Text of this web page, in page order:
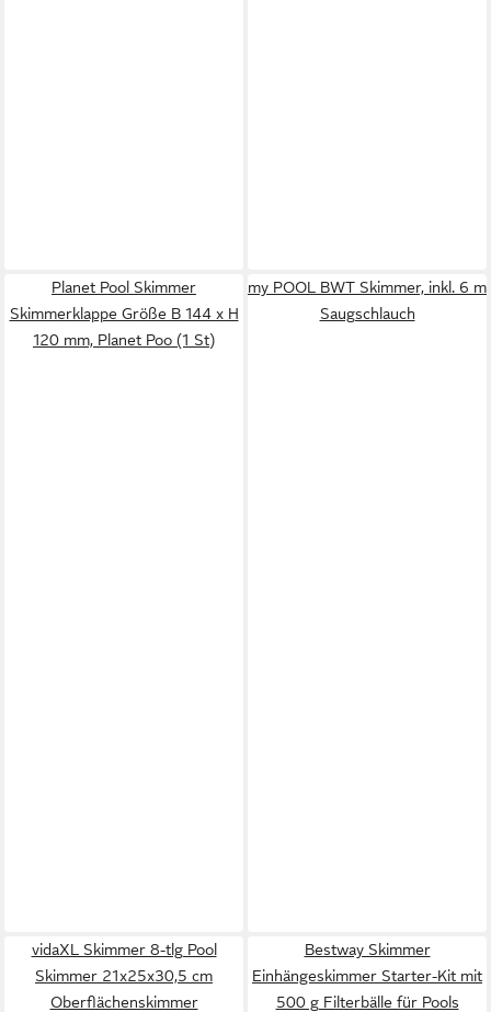
Planet Pool Skimmer
Skimmerklappe Größe B 144 x H
120 mm, Planet Poo (1 St)
my POOL BWT Skimmer, inkl. 6 m
Saugschlauch
vidaXL Skimmer 8-tlg Pool
Skimmer 21x25x30,5 cm
Oberflächenskimmer
Bestway Skimmer
Einhängeskimmer Starter-Kit mit
500 g Filterbälle für Pools